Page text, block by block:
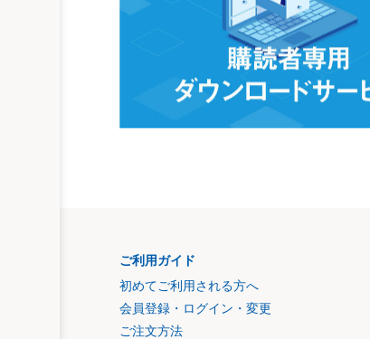
ご利用ガイド
初めてご利用される方へ
会員登録・ログイン・変更
ご注文方法